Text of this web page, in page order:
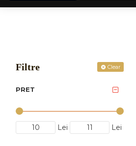
Filtre Clear
PRET
Lei Lei